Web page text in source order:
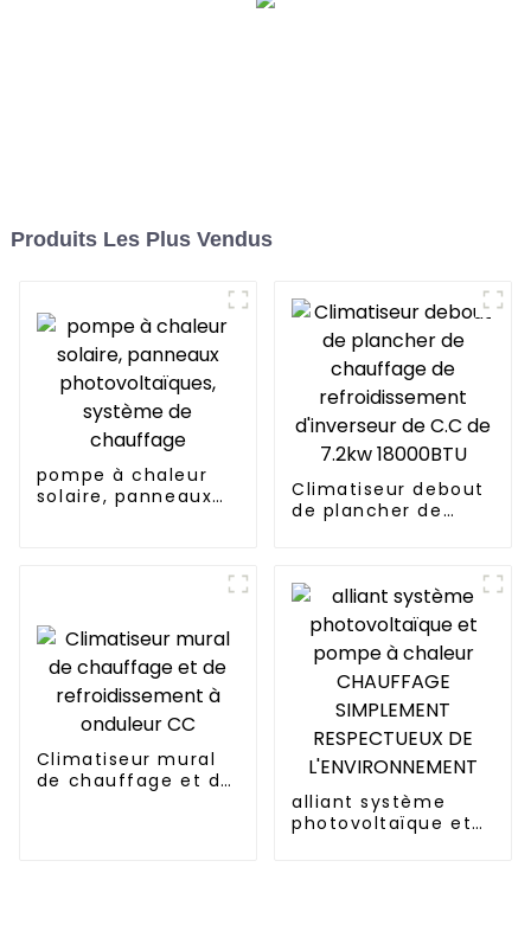
Produits Les Plus Vendus
pompe à chaleur
solaire, panneaux
Climatiseur debout
de plancher de
de 7.2kw 18000BTU
Climatiseur mural
de chauffage et de
alliant système
photovoltaïque et